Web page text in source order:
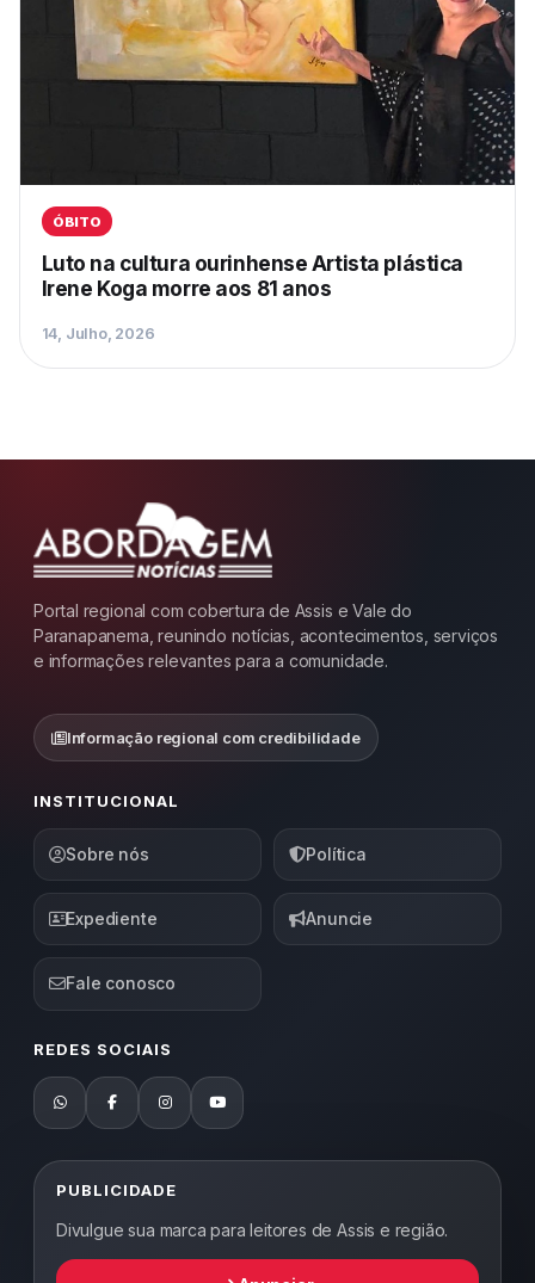
ÓBITO
Luto na cultura ourinhense Artista plástica
Irene Koga morre aos 81 anos
14, Julho, 2026
Portal regional com cobertura de Assis e Vale do
Paranapanema, reunindo notícias, acontecimentos, serviços
e informações relevantes para a comunidade.
Informação regional com credibilidade
INSTITUCIONAL
Sobre nós Política
Expediente Anuncie
Fale conosco
REDES SOCIAIS
PUBLICIDADE
Divulgue sua marca para leitores de Assis e região.